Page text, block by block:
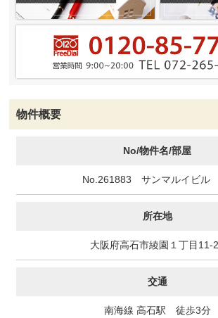
物件概要
No/物件名/部屋
No.261883 サンマルイビル
所在地
大阪府高石市綾園１丁目11-
交通
南海線 高石駅 徒歩3分